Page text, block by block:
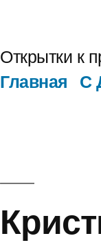
Открытки к
Главная С